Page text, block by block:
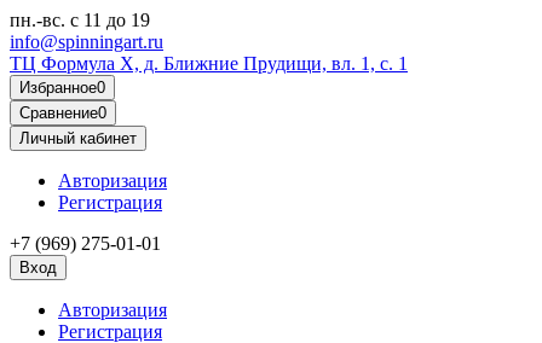
пн.-вс. с 11 до 19
info@spinningart.ru
ТЦ Формула X, д. Ближние Прудищи, вл. 1, с. 1
Избранное0
Сравнение0
Личный кабинет
Авторизация
Регистрация
+7 (969) 275-01-01
Вход
Авторизация
Регистрация